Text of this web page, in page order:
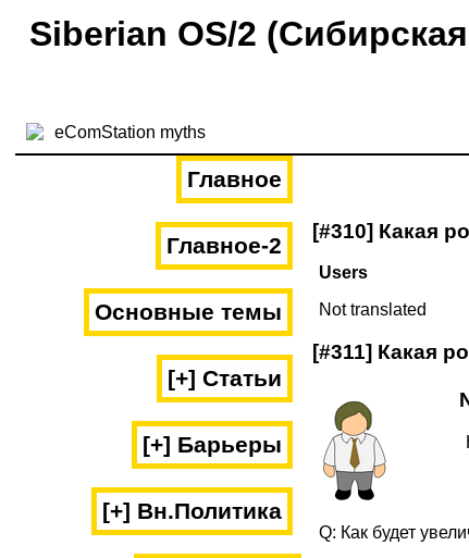
Siberian OS/2
Главное
Главное-2
Основные темы
[+] Статьи
[+] Барьеры
[+] Вн.Политика
[#310] Какая
Users
Not translated
[#311] Какая
Q: Как будет